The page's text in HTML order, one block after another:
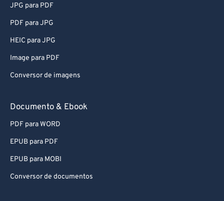
JPG para PDF
PDF para JPG
HEIC para JPG
Image para PDF
Conversor de imagens
Documento & Ebook
PDF para WORD
EPUB para PDF
EPUB para MOBI
Conversor de documentos